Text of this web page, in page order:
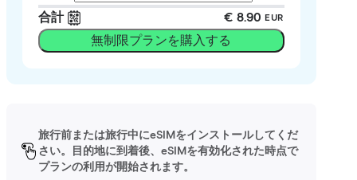
合計 € 8.90 EUR
無制限プランを購入する
旅行前または旅行中にeSIMをインストールしてくだ
さい。目的地に到着後、eSIMを有効化された時点で
プランの利用が開始されます。